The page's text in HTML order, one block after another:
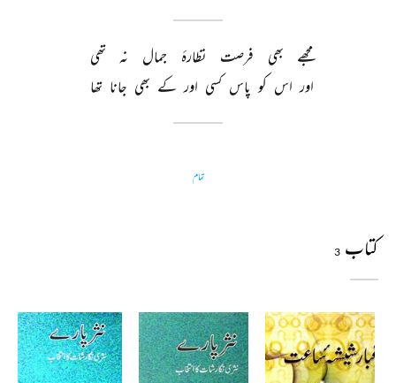
مجھے بھی فرصت نظارۂ جمال نہ
تھی
اور اس کو پاس کسی اور کے بھی جانا تھا
تمام
کتاب 3